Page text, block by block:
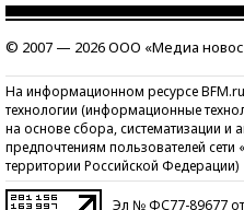
© 2007 — 2026 ООО «Медиа
На информационном ресурсе
технологии (информационные
на основе сбора, систематизации и
предпочтениям пользователей сети
территории Российской Федерации)
Эл № ФС77-89677 от